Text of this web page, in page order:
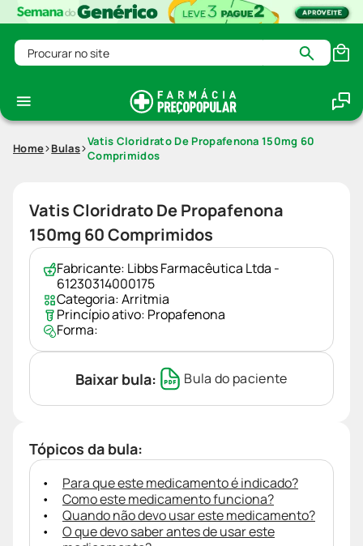
Procurar no site
Home Bulas Vatis Cloridrato De Propafenona 150mg 60
Comprimidos
Vatis Cloridrato De Propafenona
150mg 60 Comprimidos
Fabricante: Libbs Farmacêutica Ltda -
61230314000175
Categoria:Arritmia
Princípio ativo: Propafenona
Forma:
Baixar bula: Bula do paciente
Tópicos da bula:
Para que este medicamento é indicado?
Como este medicamento funciona?
Quando não devo usar este medicamento?
O que devo saber antes de usar este